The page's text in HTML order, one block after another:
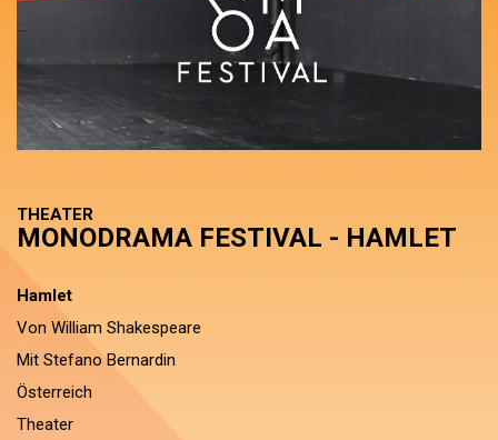
THEATER
MONODRAMA FESTIVAL - HAMLET
Hamlet
Von William Shakespeare
Mit Stefano Bernardin
Österreich
Theater